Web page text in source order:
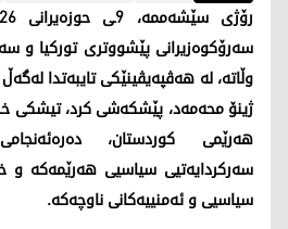
سەرۆکوەزیرانی پێشووتری تورکیا و
ژینۆ محەمەد، پێشکەشی کرد، تیشکی
هەرێمی کوردستان،
سەرکردایەتیی سیاسیی هەرێمەکە و
سیاسیی و ئەمنییەکانی ناوچەکە.